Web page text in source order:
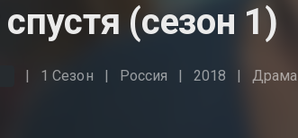
(сезон 1)
1 Сезон Россия 2018 Драма